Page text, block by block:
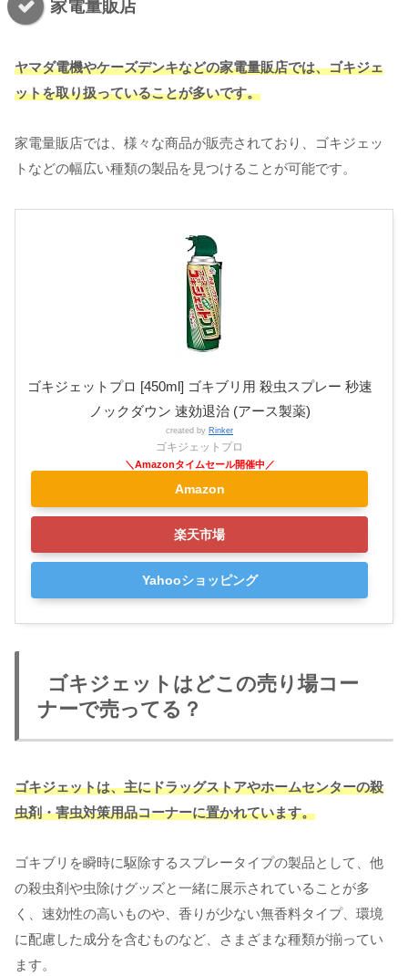
家電量販店
ヤマダ電機やケーズデンキなどの家電量販店では、ゴキジェ
ットを取り扱っていることが多いです。
家電量販店では、様々な商品が販売されており、ゴキジェッ
トなどの幅広い種類の製品を見つけることが可能です。
ゴキジェットプロ [450ml] ゴキブリ用 殺虫スプレー 秒速
ノックダウン 速効退治 (アース製薬)
created by Rinker
ゴキジェットプロ
Amazon
楽天市場
Yahooショッピング
ゴキジェットはどこの売り場コー
ナーで売ってる？
ゴキジェットは、主にドラッグストアやホームセンターの殺
虫剤・害虫対策用品コーナーに置かれています。
ゴキブリを瞬時に駆除するスプレータイプの製品として、他
の殺虫剤や虫除けグッズと一緒に展示されていることが多
く、速効性の高いものや、香りが少ない無香料タイプ、環境
に配慮した成分を含むものなど、さまざまな種類が揃ってい
ます。